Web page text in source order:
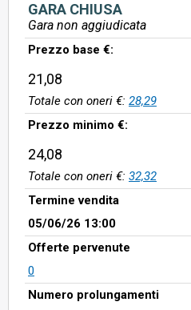
GARA CHIUSA
Gara non aggiudicata
Prezzo base €:
21,08
Totale con oneri €: 28,29
Prezzo minimo €:
24,08
Totale con oneri €: 32,32
Termine vendita
05/06/26 13:00
Offerte pervenute
0
Numero prolungamenti